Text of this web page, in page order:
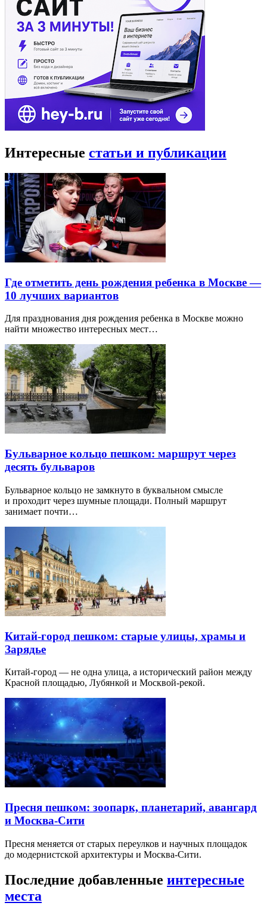
Интересные статьи и публикации
Где отметить день рождения ребенка в Москве —
10 лучших вариантов
Для празднования дня рождения ребенка в Москве можно
найти множество интересных мест…
Бульварное кольцо пешком: маршрут через
десять бульваров
Бульварное кольцо не замкнуто в буквальном смысле
и проходит через шумные площади. Полный маршрут
занимает почти…
Китай-город пешком: старые улицы, храмы и
Зарядье
Китай-город — не одна улица, а исторический район между
Красной площадью, Лубянкой и Москвой-рекой.
Пресня пешком: зоопарк, планетарий, авангард
и Москва-Сити
Пресня меняется от старых переулков и научных площадок
до модернистской архитектуры и Москва-Сити.
Последние добавленные интересные
места